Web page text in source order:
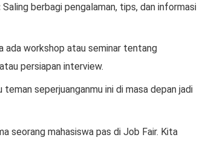
Saling berbagi pengalaman, tips, dan informasi
ada workshop atau seminar tentang
persiapan interview.
teman seperjuanganmu ini di masa depan jadi
seorang mahasiswa pas di Job Fair. Kita